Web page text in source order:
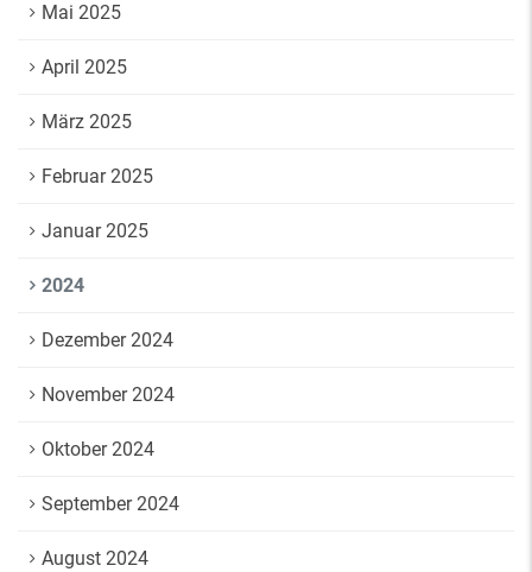
Mai 2025
April 2025
März 2025
Februar 2025
Januar 2025
2024
Dezember 2024
November 2024
Oktober 2024
September 2024
August 2024